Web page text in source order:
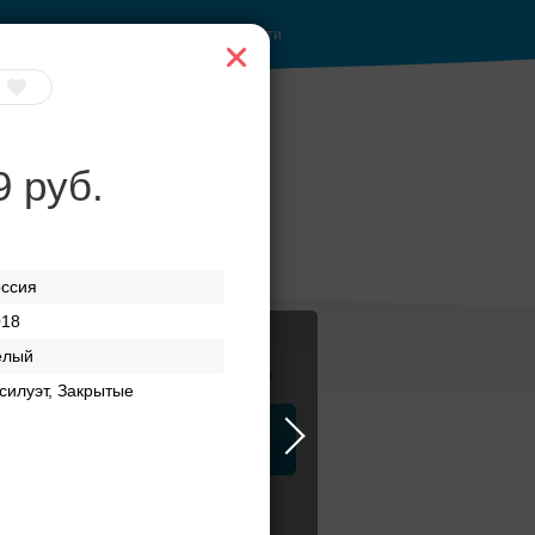
руб.
Закрытые
Войти
Журнал